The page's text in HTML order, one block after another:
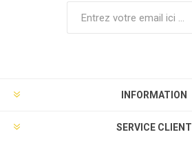
INFORMATION
SERVICE CLIENT